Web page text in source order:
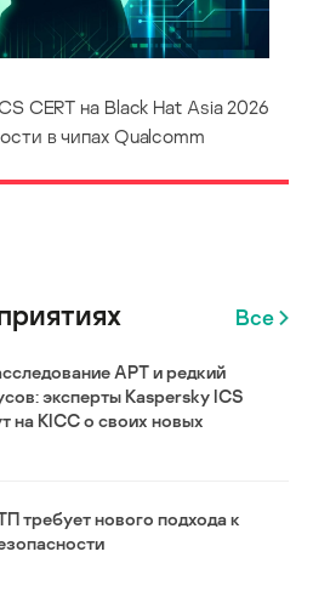
CERT на Black Hat Asia 2026
в чипах Qualcomm
Все
АРТ и редкий
эксперты Kaspersky ICS
на KICC о своих новых
требует нового подхода к